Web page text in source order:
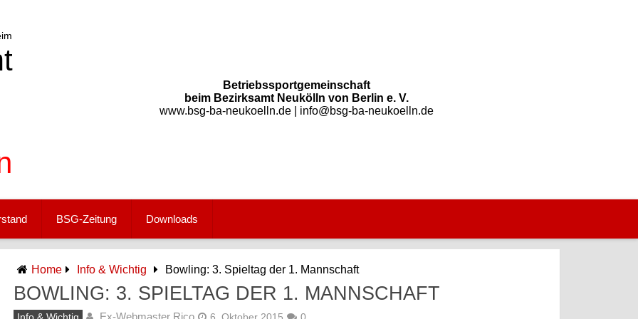
Betriebssportgemeinschaft
beim Bezirksamt Neukölln von Berlin e. V.
www.bsg-ba-neukoelln.de | info@bsg-ba-neukoelln.de
BSG-Zeitung Downloads
Home Info & Wichtig Bowling: 3. Spieltag der 1. Mannschaft
BOWLING: 3. SPIELTAG DER 1. MANNSCHAFT
Ex-Webmaster Rico